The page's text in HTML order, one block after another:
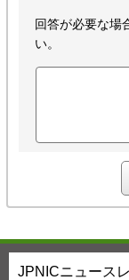
回答が必要な場
い。
JPNICニュース